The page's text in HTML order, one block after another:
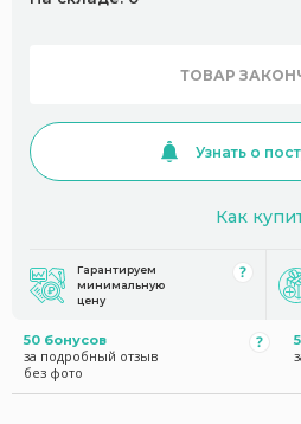
ТОВАР
Узнать о
Как
Гарантируем
минимальную
цену
50 бонусов
за подробный отзыв
без фото